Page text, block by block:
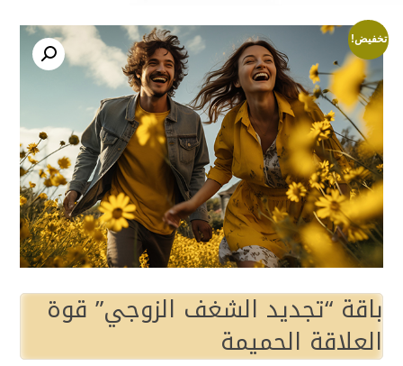
تخفيض!
باقة “تجديد الشغف الزوجي” قوة
العلاقة الحميمة